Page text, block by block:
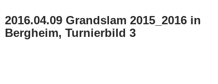
2016.04.09 Grandslam 2015_2016 in
Bergheim, Turnierbild 3